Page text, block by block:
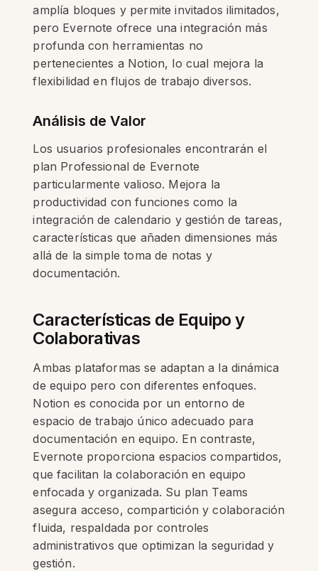
amplía bloques y permite invitados ilimitados,
pero Evernote ofrece una integración más
profunda con herramientas no
pertenecientes a Notion, lo cual mejora la
flexibilidad en flujos de trabajo diversos.
Análisis de Valor
Los usuarios profesionales encontrarán el
plan Professional de Evernote
particularmente valioso. Mejora la
productividad con funciones como la
integración de calendario y gestión de tareas,
características que añaden dimensiones más
allá de la simple toma de notas y
documentación.
Características de Equipo y
Colaborativas
Ambas plataformas se adaptan a la dinámica
de equipo pero con diferentes enfoques.
Notion es conocida por un entorno de
espacio de trabajo único adecuado para
documentación en equipo. En contraste,
Evernote proporciona espacios compartidos,
que facilitan la colaboración en equipo
enfocada y organizada. Su plan Teams
asegura acceso, compartición y colaboración
fluida, respaldada por controles
administrativos que optimizan la seguridad y
gestión.